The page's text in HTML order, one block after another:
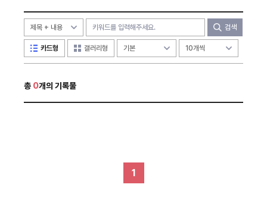
기타 검색
카드형 갤러리형
총 0개의 기록물
1